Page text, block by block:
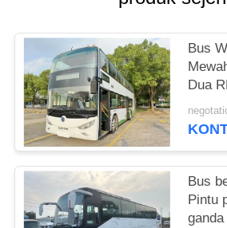
Bus
Dua
Bus
Bus
Pintu